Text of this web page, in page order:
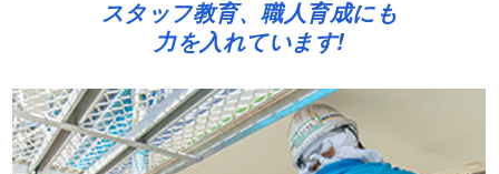
スタッフ教育、職人育成にも
力を入れています!